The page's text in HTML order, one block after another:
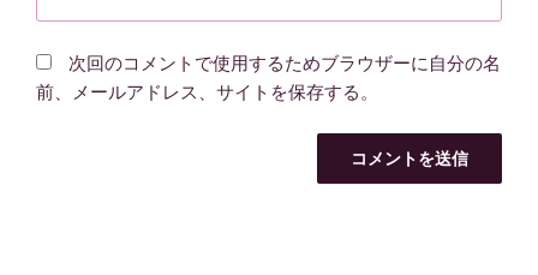
次回のコメントで使用するためブラウザーに自分の名
前、メールアドレス、サイトを保存する。